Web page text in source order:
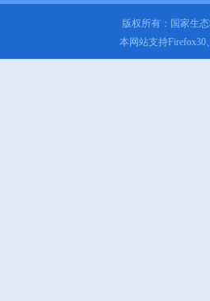
版权所有：国家生
本网站支持